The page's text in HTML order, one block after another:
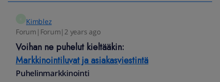
Kimblez
Forum|Forum|2 years ago
Voihan ne puhelut kieltääkin:
Markkinointiluvat ja asiakasviestintä
Puhelinmarkkinointi